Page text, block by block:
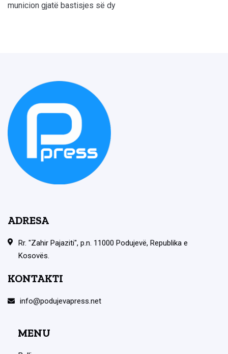
municion gjatë bastisjes së dy
ADRESA
Rr. "Zahir Pajaziti", p.n. 11000 Podujevë, Republika e
Kosovës.
KONTAKTI
info@podujevapress.net
MENU